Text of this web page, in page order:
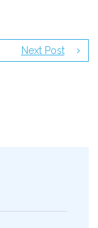
Next Post